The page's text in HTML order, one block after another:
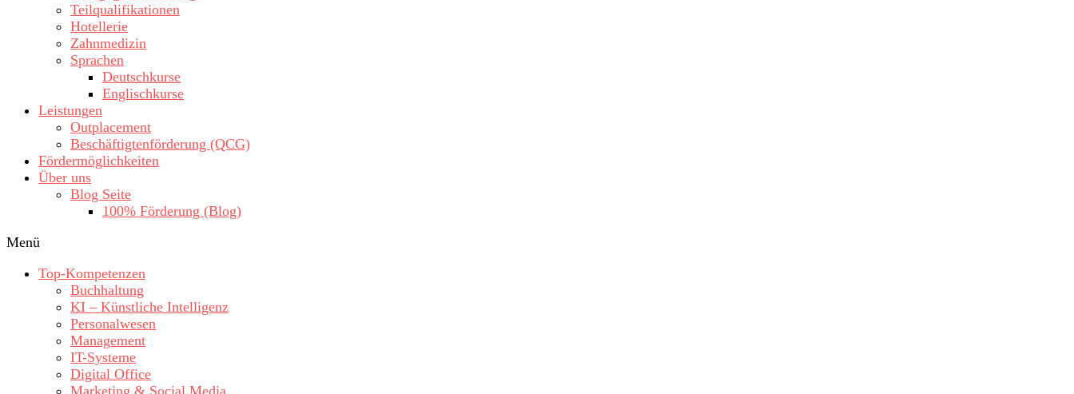
Teilqualifikationen
Hotellerie
Zahnmedizin
Sprachen
Deutschkurse
Englischkurse
Leistungen
Outplacement
Beschäftigtenförderung (QCG)
Fördermöglichkeiten
Über uns
Blog Seite
100% Förderung (Blog)
Menü
Top-Kompetenzen
Buchhaltung
KI – Künstliche Intelligenz
Personalwesen
Management
IT-Systeme
Digital Office
Marketing & Social Media